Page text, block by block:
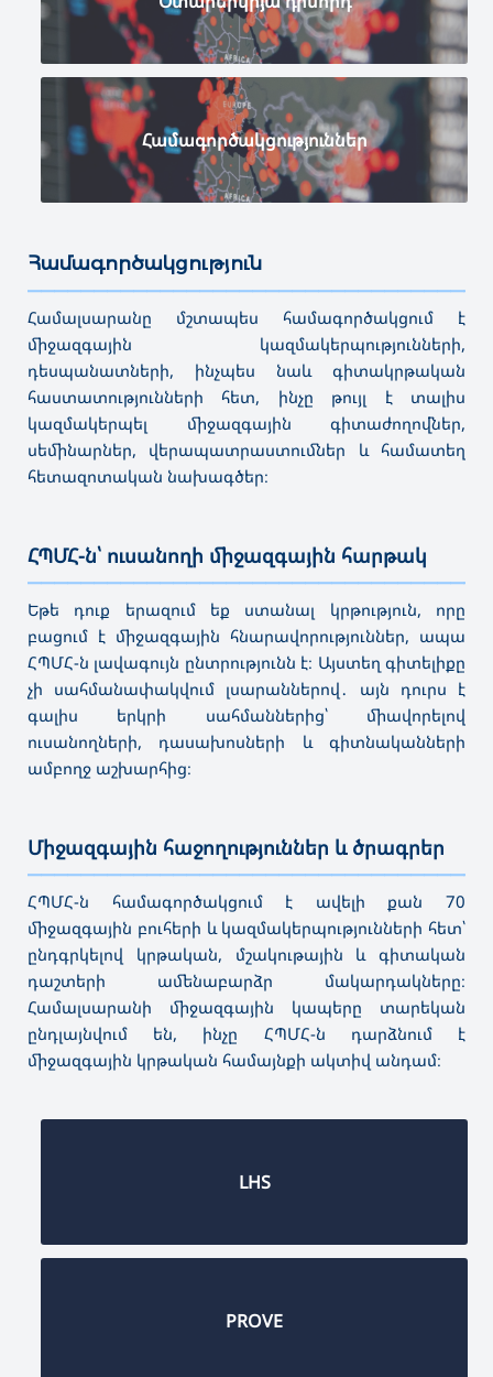
Համագործակցություններ
Համագործակցություն
Համալսարանը մշտապես համագործակցում է
միջազգային կազմակերպությունների,
դեսպանատների, ինչպես նաև գիտակրթական
հաստատությունների հետ, ինչը թույլ է տալիս
կազմակերպել միջազգային գիտաժողովներ,
սեմինարներ, վերապատրաստումներ և համատեղ
հետազոտական նախագծեր։
ՀՊՄՀ-ն՝ ուսանողի միջազգային հարթակ
Եթե դուք երազում եք ստանալ կրթություն, որը
բացում է միջազգային հնարավորություններ, ապա
ՀՊՄՀ-ն լավագույն ընտրությունն է։ Այստեղ գիտելիքը
չի սահմանափակվում լսարաններով․ այն դուրս է
գալիս երկրի սահմաններից՝ միավորելով
ուսանողների, դասախոսների և գիտնականների
ամբողջ աշխարհից։
Միջազգային հաջողություններ և ծրագրեր
ՀՊՄՀ-ն համագործակցում է ավելի քան 70
միջազգային բուհերի և կազմակերպությունների հետ՝
ընդգրկելով կրթական, մշակութային և գիտական
դաշտերի ամենաբարձր մակարդակները։
Համալսարանի միջազգային կապերը տարեկան
ընդլայնվում են, ինչը ՀՊՄՀ-ն դարձնում է
միջազգային կրթական համայնքի ակտիվ անդամ։
LHS
PROVE